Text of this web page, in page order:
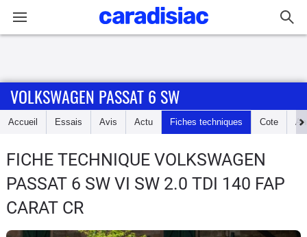
Accueil
Essais
Guide
d'achat
VOLKSWAGEN PASSAT 6 SW
Accueil Essais Avis Actu Fiches techniques Cote
FICHE TECHNIQUE VOLKSWAGEN
PASSAT 6 SW VI SW 2.0 TDI 140 FAP
CARAT CR